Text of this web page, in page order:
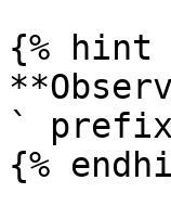
{% hint
`
{%